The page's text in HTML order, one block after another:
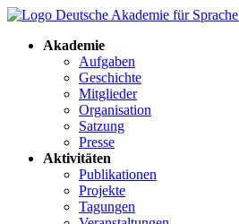
Akademie
Aufgaben
Geschichte
Mitglieder
Organisation
Satzung
Presse
Aktivitäten
Publikationen
Projekte
Tagungen